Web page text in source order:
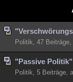
Politik, 47
"Passive
Politik, 5 Beiträge,